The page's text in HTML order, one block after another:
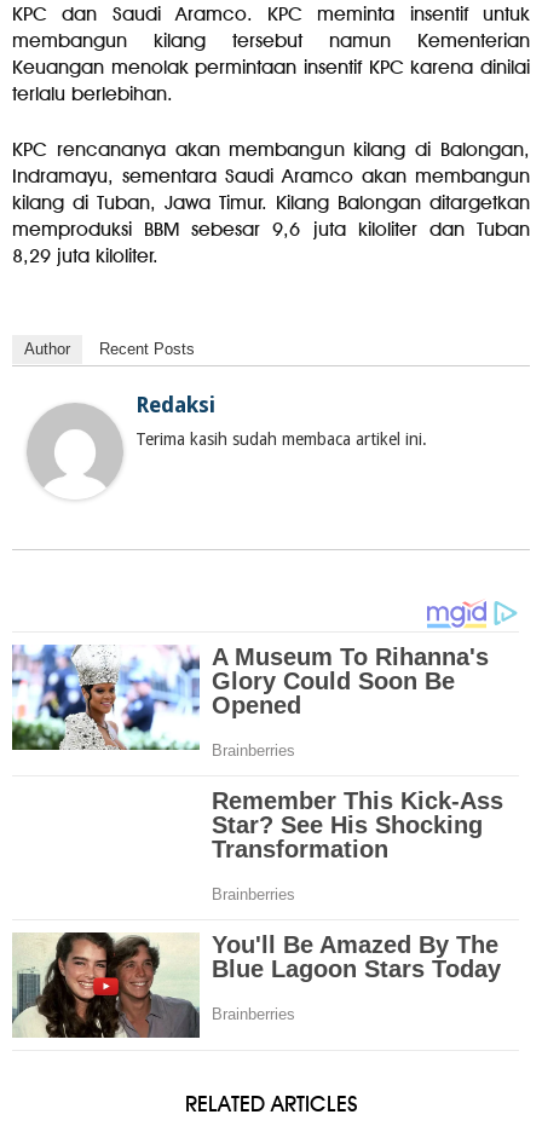
KPC dan Saudi Aramco. KPC meminta insentif untuk
membangun kilang tersebut namun Kementerian
Keuangan menolak permintaan insentif KPC karena dinilai
terlalu berlebihan.
KPC rencananya akan membangun kilang di Balongan,
Indramayu, sementara Saudi Aramco akan membangun
kilang di Tuban, Jawa Timur. Kilang Balongan ditargetkan
memproduksi BBM sebesar 9,6 juta kiloliter dan Tuban
8,29 juta kiloliter.
Author Recent Posts
Redaksi
Terima kasih sudah membaca artikel ini.
RELATED ARTICLES